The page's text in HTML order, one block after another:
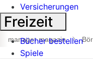
Suche
öffnen
manager magazin
Versicherungen
Freizeit
Bücher bestellen
Spiele